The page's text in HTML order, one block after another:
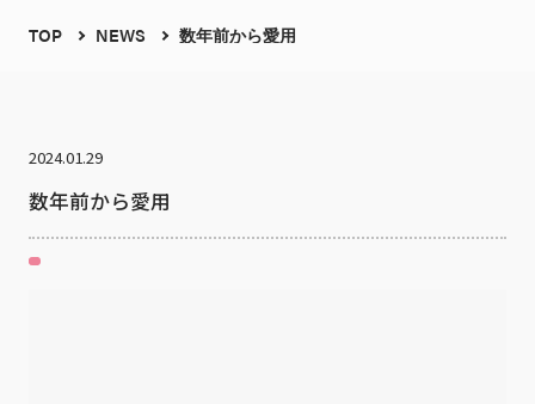
TOP NEWS 数年前から愛用
2024.01.29
数年前から愛用